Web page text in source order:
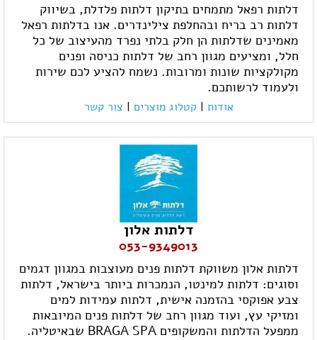
דלתות רפאל מתמחים בתיקון דלתות פלדלת, בשיווק
דלתות רב בריח ובהחלפת צילינדרים. אנו בדלתות רפאל
מאמינים שדלתות הן חלק בלתי נפרד מהעיצוב של כל
חלל, ומציעים מגוון רחב של דלתות כניסה ופנים
מקולקציות שונות ומרובות. נשמח להציע לכם שירות
ולעמוד לרשותכם.
אודות | קטלוג מוצרים | צור קשר
דלתות אלון
053-9349013
דלתות אלון משווקת דלתות פנים מעוצבות במגוון דגמים
וסוגים: דלתות למינטו, הנמכרות ביותר בישראל, דלתות
צבע אפוקסי בהזמנה אישית, דלתות עמידות למים
ומזיקי עץ, ועוד מגוון רחב של דלתות פנים המיובאות
ממפעל הדלתות והמשקופים BRAGA SPA שבאיטליה.